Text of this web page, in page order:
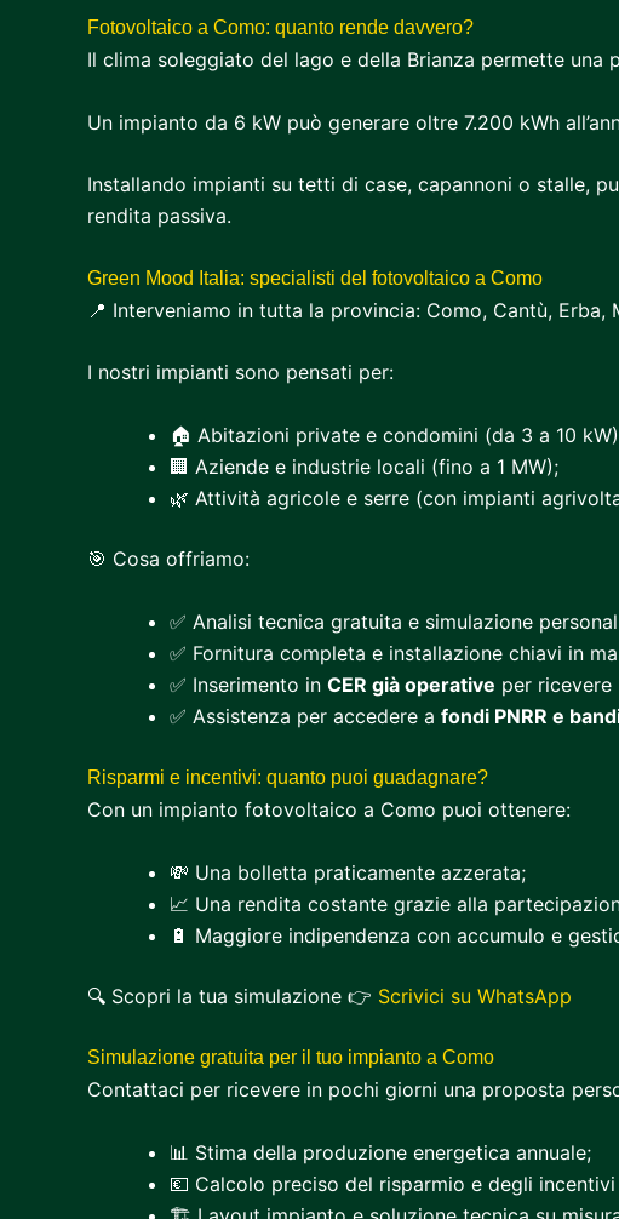
Fotovoltaico a Como: quanto rende davvero?
Il clima soleggiato del lago e della Brianza permette una
Un impianto da 6 kW può generare oltre 7.200 kWh
Installando impianti su tetti di case, capannoni o stalle,
rendita passiva.
Green Mood Italia: specialisti del fotovoltaico a Como
📍 Interveniamo in tutta la provincia: Como, Cantù,
I nostri impianti sono pensati per:
🏠 Abitazioni private e condomini (da 3 a 10
🏢 Aziende e industrie locali (fino a 1 MW);
🌿 Attività agricole e serre (con impianti
🎯 Cosa offriamo:
✅ Analisi tecnica gratuita e simulazione
✅ Fornitura completa e installazione chiavi in
✅ Inserimento in CER già operative per
✅ Assistenza per accedere a fondi PNRR e
Risparmi e incentivi: quanto puoi guadagnare?
Con un impianto fotovoltaico a Como puoi ottenere:
💸 Una bolletta praticamente azzerata;
📈 Una rendita costante grazie alla
🔋 Maggiore indipendenza con accumulo e
🔍 Scopri la tua simulazione 👉 Scrivici su WhatsApp
Simulazione gratuita per il tuo impianto a Como
Contattaci per ricevere in pochi giorni una proposta
📊 Stima della produzione energetica annuale;
💶 Calcolo preciso del risparmio e degli incentivi